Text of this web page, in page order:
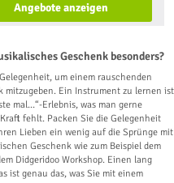
Angebote anzeigen
Geschenk besonders?
um einem rauschenden
mitzugeben. Ein Instrument zu lernen ist
mal…“-Erlebnis, was man gerne
fehlt. Packen Sie die Gelegenheit
Lieben ein wenig auf die Sprünge mit
Geschenk wie zum Beispiel dem
Didgeridoo Workshop. Einen lang
ist genau das, was Sie mit einem